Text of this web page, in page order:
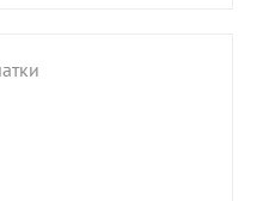
КОРЗИНУ